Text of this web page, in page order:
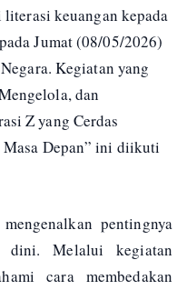
keuangan kepada
Jumat (08/05/2026)
Kegiatan yang
dan
Z yang Cerdas
Depan” ini diikuti
pentingnya
dini. Melalui kegiatan
cara membedakan